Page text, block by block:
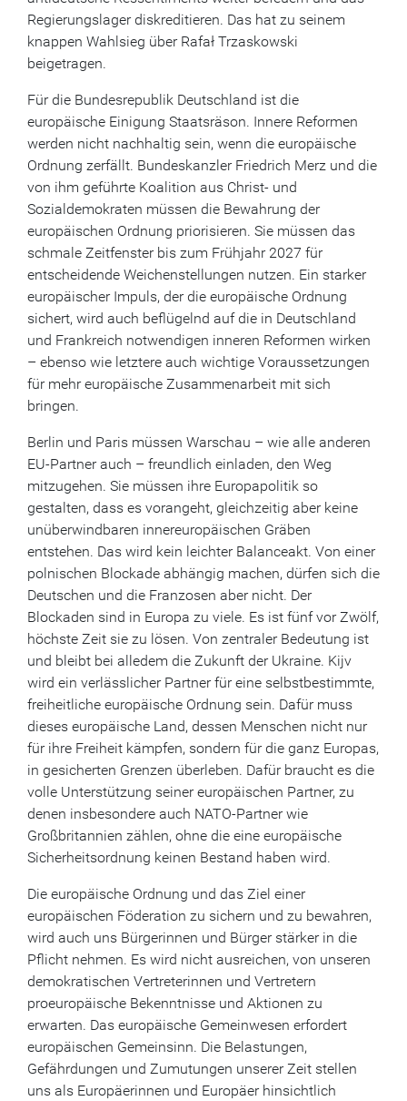
Regierungslager diskreditieren. Das hat zu seinem
knappen Wahlsieg über Rafał Trzaskowski
beigetragen.
Für die Bundesrepublik Deutschland ist die
europäische Einigung Staatsräson. Innere Reformen
werden nicht nachhaltig sein, wenn die europäische
Ordnung zerfällt. Bundeskanzler Friedrich Merz und die
von ihm geführte Koalition aus Christ- und
Sozialdemokraten müssen die Bewahrung der
europäischen Ordnung priorisieren. Sie müssen das
schmale Zeitfenster bis zum Frühjahr 2027 für
entscheidende Weichenstellungen nutzen. Ein starker
europäischer Impuls, der die europäische Ordnung
sichert, wird auch beflügelnd auf die in Deutschland
und Frankreich notwendigen inneren Reformen wirken
– ebenso wie letztere auch wichtige Voraussetzungen
für mehr europäische Zusammenarbeit mit sich
bringen.
Berlin und Paris müssen Warschau – wie alle anderen
EU-Partner auch – freundlich einladen, den Weg
mitzugehen. Sie müssen ihre Europapolitik so
gestalten, dass es vorangeht, gleichzeitig aber keine
unüberwindbaren innereuropäischen Gräben
entstehen. Das wird kein leichter Balanceakt. Von einer
polnischen Blockade abhängig machen, dürfen sich die
Deutschen und die Franzosen aber nicht. Der
Blockaden sind in Europa zu viele. Es ist fünf vor Zwölf,
höchste Zeit sie zu lösen. Von zentraler Bedeutung ist
und bleibt bei alledem die Zukunft der Ukraine. Kijv
wird ein verlässlicher Partner für eine selbstbestimmte,
freiheitliche europäische Ordnung sein. Dafür muss
dieses europäische Land, dessen Menschen nicht nur
für ihre Freiheit kämpfen, sondern für die ganz Europas,
in gesicherten Grenzen überleben. Dafür braucht es die
volle Unterstützung seiner europäischen Partner, zu
denen insbesondere auch NATO-Partner wie
Großbritannien zählen, ohne die eine europäische
Sicherheitsordnung keinen Bestand haben wird.
Die europäische Ordnung und das Ziel einer
europäischen Föderation zu sichern und zu bewahren,
wird auch uns Bürgerinnen und Bürger stärker in die
Pflicht nehmen. Es wird nicht ausreichen, von unseren
demokratischen Vertreterinnen und Vertretern
proeuropäische Bekenntnisse und Aktionen zu
erwarten. Das europäische Gemeinwesen erfordert
europäischen Gemeinsinn. Die Belastungen,
Gefährdungen und Zumutungen unserer Zeit stellen
uns als Europäerinnen und Europäer hinsichtlich